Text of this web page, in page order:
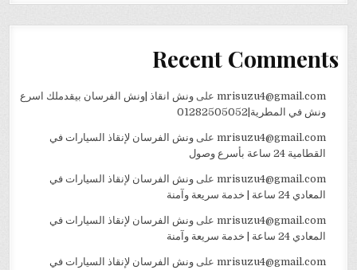
Recent Comments
mrisuzu4@gmail.comعلى ونش انقاذ |ونش الفرسان بيقدملك اسرع
ونش في المطرية|01282505052
mrisuzu4@gmail.comعلى ونش الفرسان لإنقاذ السيارات في
القطامية 24 ساعة بأسرع وصول
mrisuzu4@gmail.comعلى ونش الفرسان لإنقاذ السيارات في
المعادي 24 ساعة | خدمة سريعة وآمنة
mrisuzu4@gmail.comعلى ونش الفرسان لإنقاذ السيارات في
المعادي 24 ساعة | خدمة سريعة وآمنة
mrisuzu4@gmail.comعلى ونش الفرسان لإنقاذ السيارات في